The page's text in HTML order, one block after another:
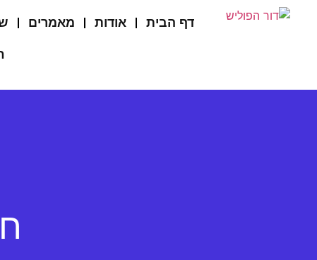
דף הבית אודות מאמרים